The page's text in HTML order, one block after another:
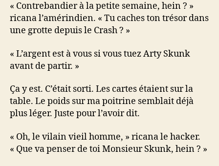
« Contrebandier à la petite semaine, hein ? »
ricana l’amérindien. « Tu caches ton trésor dans
une grotte depuis le Crash ? »
« L’argent est à vous si vous tuez Arty Skunk
avant de partir. »
Ça y est. C’était sorti. Les cartes étaient sur la
table. Le poids sur ma poitrine semblait déjà
plus léger. Juste pour l’avoir dit.
« Oh, le vilain vieil homme, » ricana le hacker.
« Que va penser de toi Monsieur Skunk, hein ? »